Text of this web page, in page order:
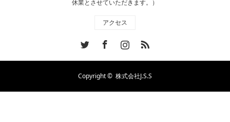
休業とさせていただきます。）
アクセス
InstagramRSS
Copyright © 株式会社J.S.S